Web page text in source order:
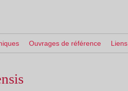
Ouvrages de référence Liens